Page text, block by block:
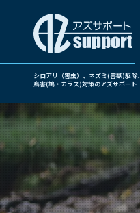
シロアリ（害虫）、ネズミ(害獣)駆除、
鳥害(鳩・カラス)対策のアズサポート